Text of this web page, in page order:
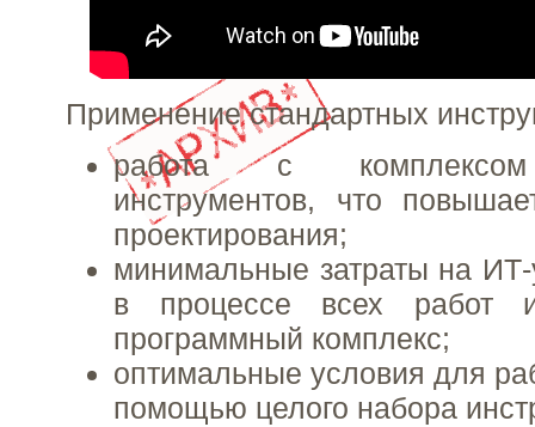
Применение стандартных
работа с комплексом
инструментов, что
проектирования;
минимальные затраты на ИТ-
в процессе всех работ
программный комплекс;
оптимальные условия для
помощью целого набора